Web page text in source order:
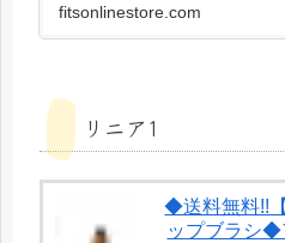
fitsonlinestore.com
リニア1
◆送料無料!!
ップブラシ◆